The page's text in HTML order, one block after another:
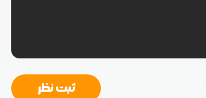
ثبت نظر